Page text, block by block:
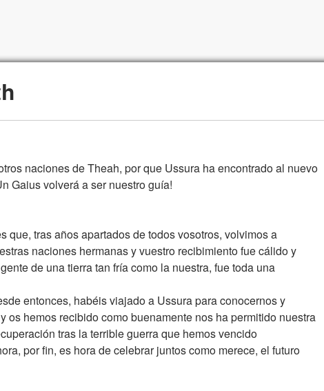
naciones de Theah, por que Ussura ha encontrado al nuevo
Gaius volverá a ser nuestro guía!
que, tras años apartados de todos vosotros, volvimos a
naciones hermanas y vuestro recibimiento fue cálido y
de una tierra tan fría como la nuestra, fue toda una
entonces, habéis viajado a Ussura para conocernos y
os hemos recibido como buenamente nos ha permitido nuestra
tras la terrible guerra que hemos vencido
por fin, es hora de celebrar juntos como merece, el futuro